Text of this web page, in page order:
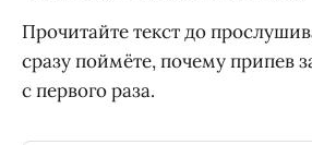
Прочитайте текст до
сразу поймёте, почему припев
с первого раза.